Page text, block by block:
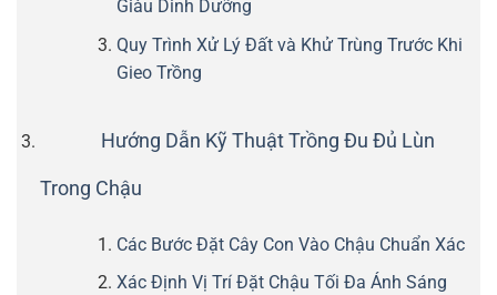
Giàu Dinh Dưỡng
Quy Trình Xử Lý Đất và Khử Trùng Trước Khi
Gieo Trồng
Hướng Dẫn Kỹ Thuật Trồng Đu Đủ Lùn
Trong Chậu
Các Bước Đặt Cây Con Vào Chậu Chuẩn Xác
Xác Định Vị Trí Đặt Chậu Tối Đa Ánh Sáng